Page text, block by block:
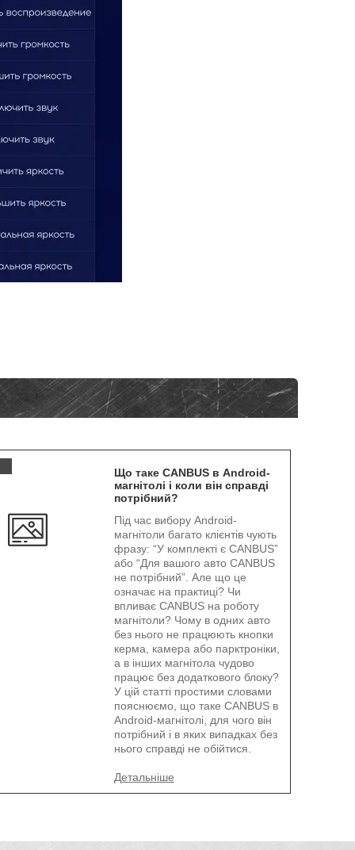
Що таке CANBUS в Android-
магнітолі і коли він справді
потрібний?
Під час вибору Android-
магнітоли багато клієнтів чують
фразу: “У комплекті є CANBUS”
або “Для вашого авто CANBUS
не потрібний”. Але що це
означає на практиці? Чи
впливає CANBUS на роботу
магнітоли? Чому в одних авто
без нього не працюють кнопки
керма, камера або парктроніки,
а в інших магнітола чудово
працює без додаткового блоку?
У цій статті простими словами
пояснюємо, що таке CANBUS в
Android-магнітолі, для чого він
потрібний і в яких випадках без
нього справді не обійтися.